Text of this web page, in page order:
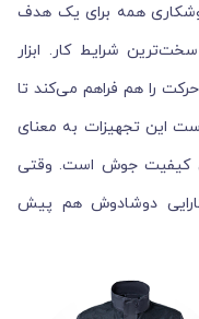
همه برای یک هدف
شرایط کار. ابزار
را هم فراهم می‌کند تا
این تجهیزات به معنای
کیفیت جوش است. وقتی
کارایی دوشادوش هم پیش